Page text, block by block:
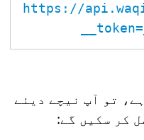
https://
تو آپ نیچے دیئے
کر سکیں گے: